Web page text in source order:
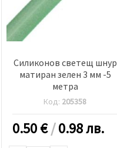
Силиконов светещ шнур
матиран зелен 3 мм -5
метра
Код: 205358
0.50€/0.98 лв.